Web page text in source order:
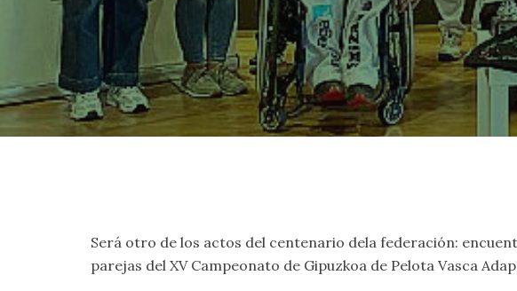
Será otro de los actos del centenario dela federación:
parejas del XV Campeonato de Gipuzkoa de Pelota Vasca